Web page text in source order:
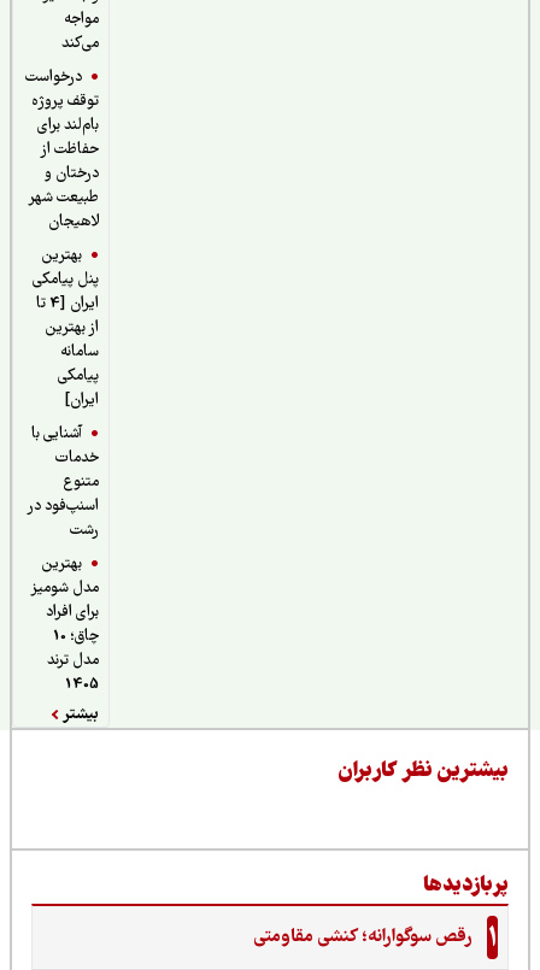
درخواست
توقف پروژه
بام‌لند برای
حفاظت از
درختان و
طبیعت شهر
لاهیجان
بهترین
پنل پیامکی
ایران [4 تا
از بهترین
سامانه
پیامکی
آشنایی با
خدمات
اسنپ‌فود در
بهترین
مدل شومیز
برای افراد
چاق؛ 10
مدل ترند
نظر کاربران
رقص سوگوارانه؛ کنشی مقاومتی